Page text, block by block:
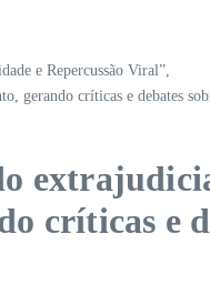
e Repercussão Viral”,
gerando críticas e debates
críticas e